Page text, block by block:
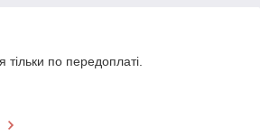
тільки по передоплаті.